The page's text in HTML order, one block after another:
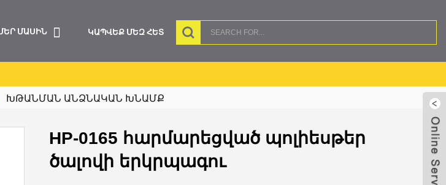
ՄԱՍԻՆ ԿԱՊՎԵՔ ՄԵԶ ՀԵՏ
ԽԹԱՆՄԱՆ ԱՆՁՆԱԿԱՆ ԽՆԱՄՔ
HP-0165 հարմարեցված պոլիեսթեր
ծալովի երկրպագու